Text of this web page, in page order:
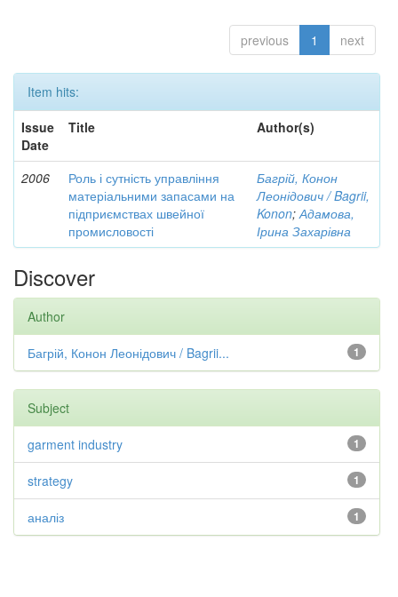
previous 1 next
Item hits:
Issue
Date
Title Author(s)
2006
Роль і сутність управління
матеріальними запасами на
підприємствах швейної
промисловості
Багрій, Конон
Леонідович / Bagrii,
Konon;Адамова,
Ірина Захарівна
Discover
Author
1
Багрій, Конон Леонідович / Bagrii...
Subject
1
garment industry
1
strategy
1
аналіз